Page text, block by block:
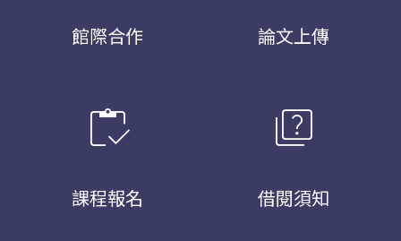
館際合作 論文上傳
inventory
課程報名
quiz
借閱須知